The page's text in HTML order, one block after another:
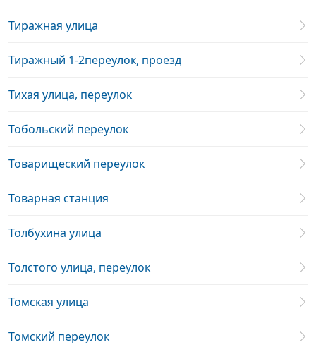
Тиражная улица
Тиражный 1-2переулок, проезд
Тихая улица, переулок
Тобольский переулок
Товарищеский переулок
Товарная станция
Толбухина улица
Толстого улица, переулок
Томская улица
Томский переулок